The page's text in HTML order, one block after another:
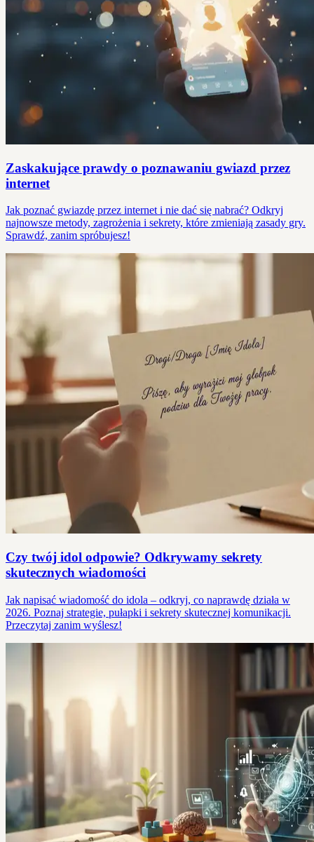
Zaskakujące prawdy o poznawaniu gwiazd przez
internet
Jak poznać gwiazdę przez internet i nie dać się nabrać? Odkryj
najnowsze metody, zagrożenia i sekrety, które zmieniają zasady gry.
Sprawdź, zanim spróbujesz!
Czy twój idol odpowie? Odkrywamy sekrety
skutecznych wiadomości
Jak napisać wiadomość do idola – odkryj, co naprawdę działa w
2026. Poznaj strategie, pułapki i sekrety skutecznej komunikacji.
Przeczytaj zanim wyślesz!